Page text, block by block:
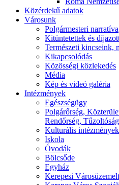
Közérdekű adatok
Városunk
Polgármesteri narratíva
Kitüntetettek és
Természeti kincseink,
Kikapcsolódás
Közösségi közlekedés
Média
Kép és videó galéria
Intézmények
Egészségügy
Polgárőrség,
Rendőrség, Tűzoltóság
Kulturális intézmények
Iskola
Óvodák
Bölcsőde
Egyház
Kerepesi